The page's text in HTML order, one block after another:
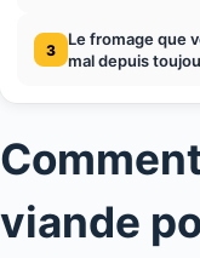
3
Le fromage que
mal depuis
viande